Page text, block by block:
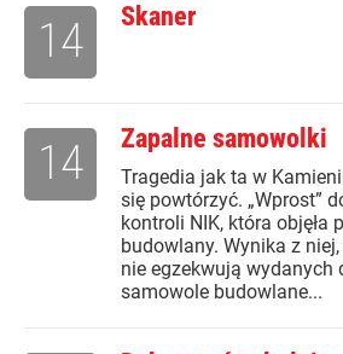
Skaner
14
Zapalne samowolki
Tragedia jak ta w
się powtórzyć. „Wprost”
kontroli NIK, która objęła
budowlany. Wynika z
nie egzekwują wydanych
samowole budowlane...
14